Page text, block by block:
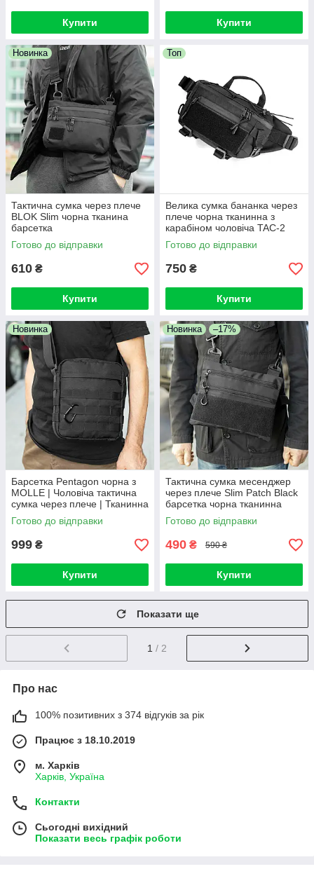
Купити Купити
Новинка
Тактична сумка через плече
BLOK Slim чорна тканина
барсетка
Готово до відправки
610 ₴
Купити
Топ
Велика сумка бананка через
плече чорна тканинна з
карабіном чоловіча TAC-2
Black сумка поясна Тактична
Готово до відправки
750 ₴
Купити
Новинка
Барсетка Pentagon чорна з
MOLLE | Чоловіча тактична
сумка через плече | Тканинна
Готово до відправки
999 ₴
Купити
Новинка –17%
Тактична сумка месенджер
через плече Slim Patch Black
барсетка чорна тканинна
Готово до відправки
490 ₴ 590 ₴
Купити
Показати ще
1 / 2
Про нас
100% позитивних з 374 відгуків за рік
Працює з 18.10.2019
м. Харків
Харків, Україна
Контакти
Сьогодні вихідний
Показати весь графік роботи